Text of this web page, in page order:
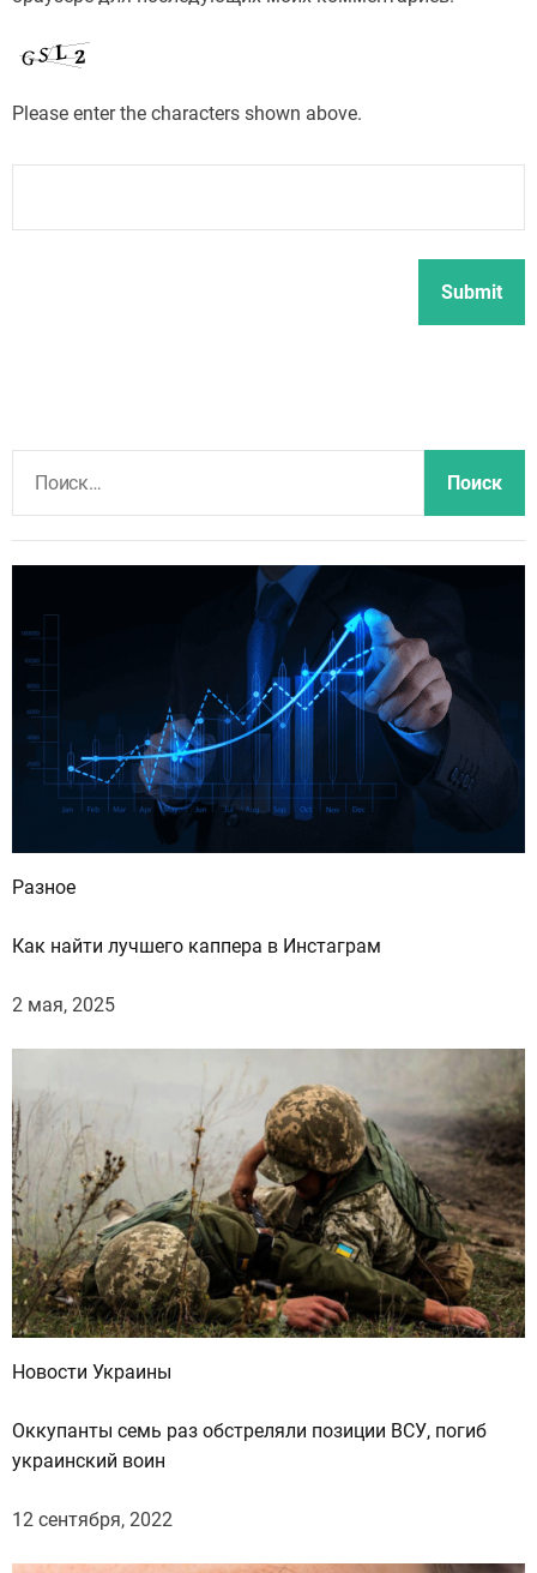
Please enter the characters shown above.
й
Разное
Как найти лучшего каппера в Инстаграм
2 мая, 2025
Новости Украины
Оккупанты семь раз обстреляли позиции ВСУ, погиб
украинский воин
12 сентября, 2022